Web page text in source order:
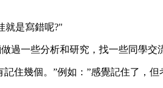
就是寫錯呢?"
一些分析和研究，找一些同學交
住幾個。”例如：”感覺記住了，